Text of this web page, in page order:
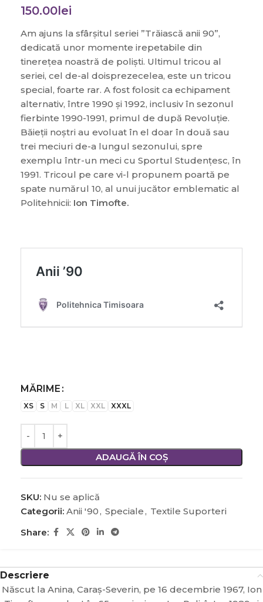
150.00lei
Am ajuns la sfârșitul seriei ”Trăiască anii 90”,
dedicată unor momente irepetabile din
tinerețea noastră de poliști. Ultimul tricou al
seriei, cel de-al doisprezecelea, este un tricou
special, foarte rar. A fost folosit ca echipament
alternativ, între 1990 și 1992, inclusiv în sezonul
fierbinte 1990-1991, primul de după Revoluție.
Băieții noștri au evoluat în el doar în două sau
trei meciuri de-a lungul sezonului, spre
exemplu într-un meci cu Sportul Studențesc, în
1991. Tricoul pe care vi-l propunem poartă pe
spate numărul 10, al unui jucător emblematic al
Politehnicii: Ion Timofte.
MĂRIME
XS S M L XL XXL XXXL
ADAUGĂ ÎN COȘ
SKU: Nu se aplică
Categorii: Anii '90, Speciale, Textile Suporteri
Share:
Descriere
Născut la Anina, Caraș-Severin, pe 16 decembrie 1967, Ion